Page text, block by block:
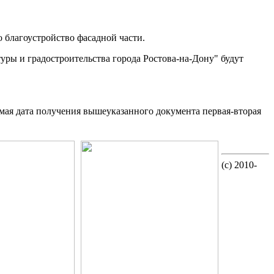
фасадной части.
и градостроительства города Ростова-на-Дону" будут
дата получения вышеуказанного документа первая-вторая
(c) 2010-